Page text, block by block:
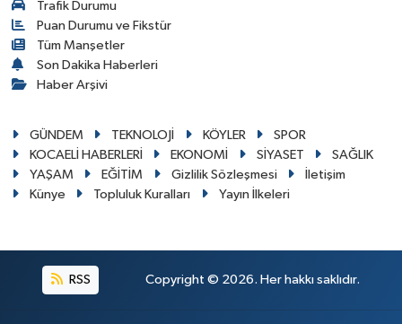
Trafik Durumu
Puan Durumu ve Fikstür
Tüm Manşetler
Son Dakika Haberleri
Haber Arşivi
GÜNDEM TEKNOLOJİ KÖYLER
SPOR
KOCAELİ HABERLERİ
EKONOMİ SİYASET
SAĞLIK
YAŞAM
EĞİTİM Gizlilik Sözleşmesi
İletişim
Künye
Topluluk Kuralları Yayın İlkeleri
RSS Copyright © 2026. Her hakkı saklıdır.